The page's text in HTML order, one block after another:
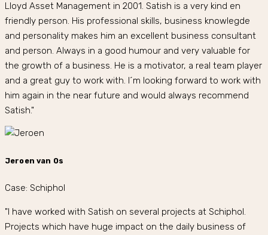
Lloyd Asset Management in 2001. Satish is a very kind en
friendly person. His professional skills, business knowlegde
and personality makes him an excellent business consultant
and person. Always in a good humour and very valuable for
the growth of a business. He is a motivator, a real team player
and a great guy to work with. I´m looking forward to work with
him again in the near future and would always recommend
Satish."
Jeroen van Os
Case: Schiphol
"I have worked with Satish on several projects at Schiphol.
Projects which have huge impact on the daily business of